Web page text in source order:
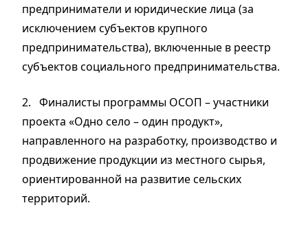
предприниматели и юридические лица (за
исключением субъектов крупного
предпринимательства), включенные в реестр
субъектов социального предпринимательства.
2. Финалисты программы ОСОП – участники
проекта «Одно село – один продукт»,
направленного на разработку, производство и
продвижение продукции из местного сырья,
ориентированной на развитие сельских
территорий.